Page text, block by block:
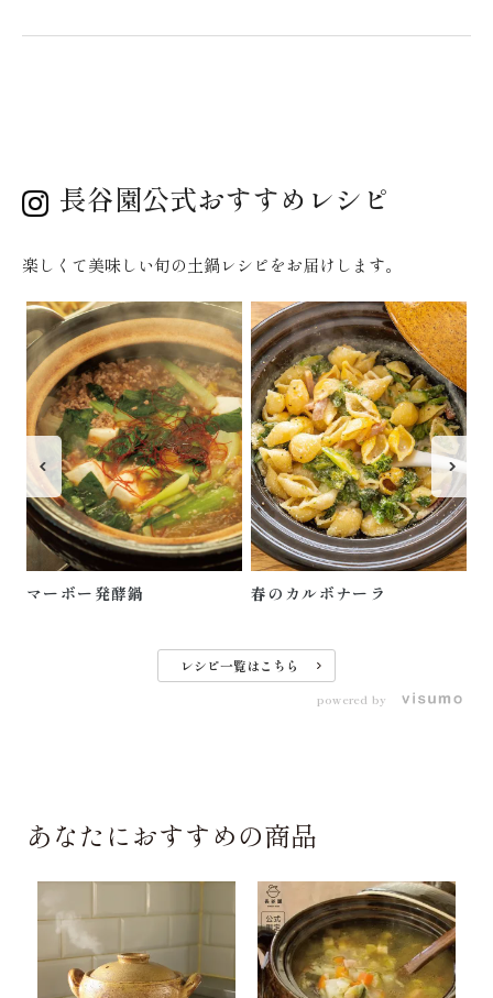
長谷園公式おすすめレシピ
楽しくて美味しい旬の土鍋レシピをお届けします。
マーボー発酵鍋 春のカルボナーラ
レシピ一覧はこちら
powered by
あなたにおすすめの商品